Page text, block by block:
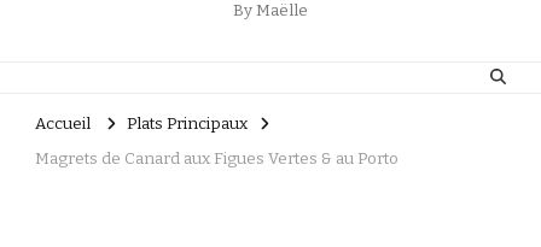
By Maëlle
Accueil
Plats Principaux
Magrets de Canard aux Figues Vertes & au Porto